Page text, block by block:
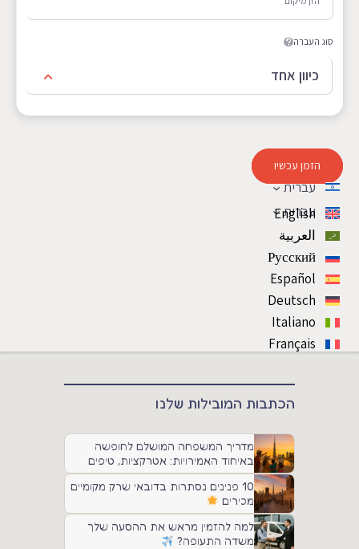
סוג העברה
כיוון אחד
הזמן עכשיו
עברית
English
العربية
Русский
Español
Deutsch
Italiano
Français
עברית
הכתבות המובילות שלנו
מדריך המשפחה המושלם לחופשה
באיחוד האמירויות: אטרקציות, טיפים
ותחבורה
10 פנינים נסתרות בדובאי שרק מקומיים
מכירים
למה להזמין מראש את ההסעה שלך
משדה התעופה?